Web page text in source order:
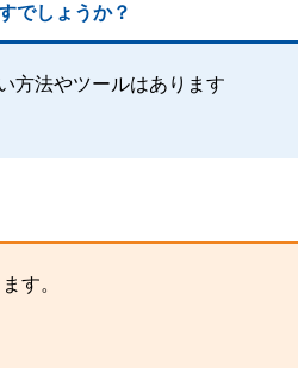
でしょうか？
方法やツールはあります
す。